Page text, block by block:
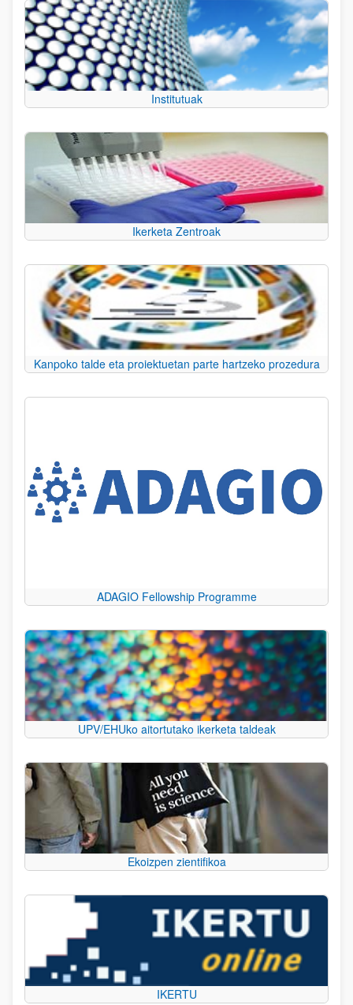
Institutuak
Ikerketa Zentroak
Kanpoko talde eta proiektuetan parte hartzeko prozedura
ADAGIO Fellowship Programme
UPV/EHUko aitortutako ikerketa taldeak
Ekoizpen zientifikoa
IKERTU